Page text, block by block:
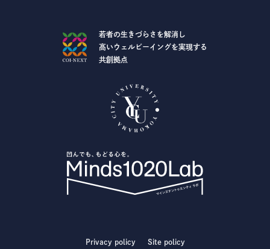
若者の生きづらさを解消し
高いウェルビーイングを実現する
共創拠点
Privacy policy Site policy